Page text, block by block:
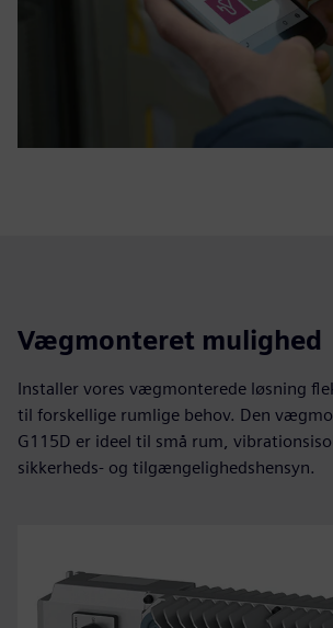
Vægmonteret mulighed
Installer vores vægmonterede løsning
til forskellige rumlige behov. Den
G115D er ideel til små rum,
sikkerheds- og tilgængelighedshensyn.